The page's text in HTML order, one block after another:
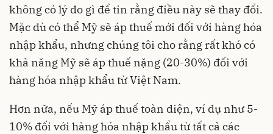
không có lý do gì để tin rằng điều này sẽ thay đổi.
Mặc dù có thể Mỹ sẽ áp thuế mới đối với hàng hóa
nhập khẩu, nhưng chúng tôi cho rằng rất khó có
khả năng Mỹ sẽ áp thuế nặng (20-30%) đối với
hàng hóa nhập khẩu từ Việt Nam.
Hơn nữa, nếu Mỹ áp thuế toàn diện, ví dụ như 5-
10% đối với hàng hóa nhập khẩu từ tất cả các